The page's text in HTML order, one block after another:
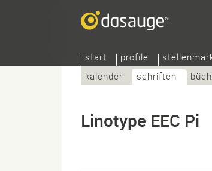
start profile
kalender
schriften
Linotype EEC Pi